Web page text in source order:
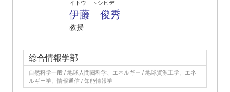
イトウ トシヒデ
伊藤 俊秀
教授
総合情報学部
自然科学一般 / 地球人間圏科学、エネルギー / 地球資源工学、エネ
ルギー学、情報通信 / 知能情報学